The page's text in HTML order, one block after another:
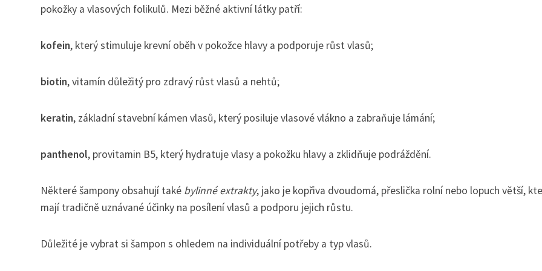
pokožky a vlasových folikulů. Mezi běžné aktivní látky patří:
kofein, který stimuluje krevní oběh v pokožce hlavy a podporuje růst vlasů;
biotin, vitamín důležitý pro zdravý růst vlasů a nehtů;
keratin, základní stavební kámen vlasů, který posiluje vlasové vlákno a zabraňuje lámání;
panthenol, provitamin B5, který hydratuje vlasy a pokožku hlavy a zklidňuje podráždění.
Některé šampony obsahují také bylinné extrakty, jako je kopřiva dvoudomá, přeslička rolní nebo lopuch větší,
mají tradičně uznávané účinky na posílení vlasů a podporu jejich růstu.
Důležité je vybrat si šampon s ohledem na individuální potřeby a typ vlasů.